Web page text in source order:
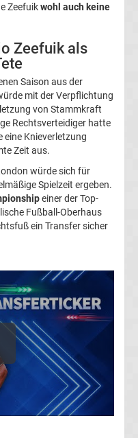
Zeefuikwohl auch keine
Zeefuik als
Saison aus der
mit der Verpflichtung
von Stammkraft
Rechtsverteidiger hatte
eine Knieverletzung
Zeit aus.
würde sich für
Spielzeit ergeben.
einer der Top-
Fußball-Oberhaus
ein Transfer sicher